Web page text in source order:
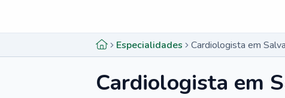
Especialidades Cardiologista em
Cardiologista em